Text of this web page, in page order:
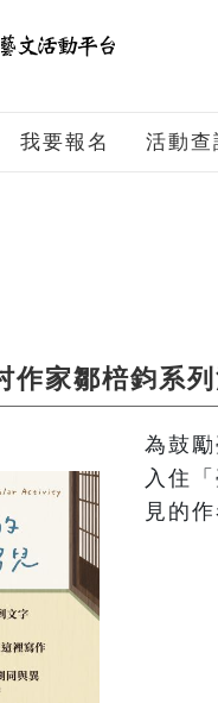
我要報名 活動查
作家鄒棓鈞系
為鼓
入住
見的